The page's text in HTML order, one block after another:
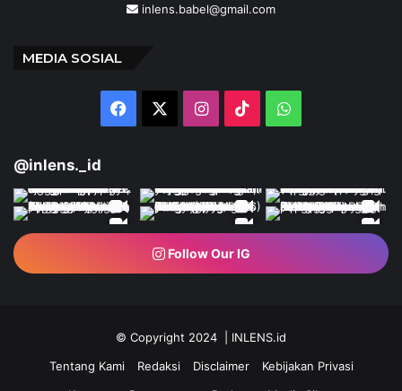
inlens.babel@gmail.com
MEDIA SOSIAL
Facebook Instagram
TikTokWhatsApp
@inlens._id
Follow Our IG
© Copyright 2024 | INLENS.id
Tentang Kami
Redaksi Disclaimer
Kebijakan Privasi